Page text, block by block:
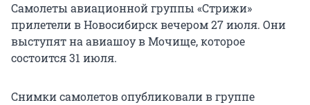
Самолеты авиационной группы «Стрижи»
прилетели в Новосибирск вечером 27 июля. Они
выступят на авиашоу в Мочище, которое
состоится 31 июля.
Снимки самолетов опубликовали в группе